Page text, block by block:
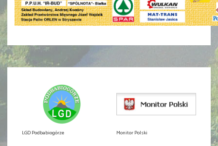
LGD Podbabiogórze Monitor Polski